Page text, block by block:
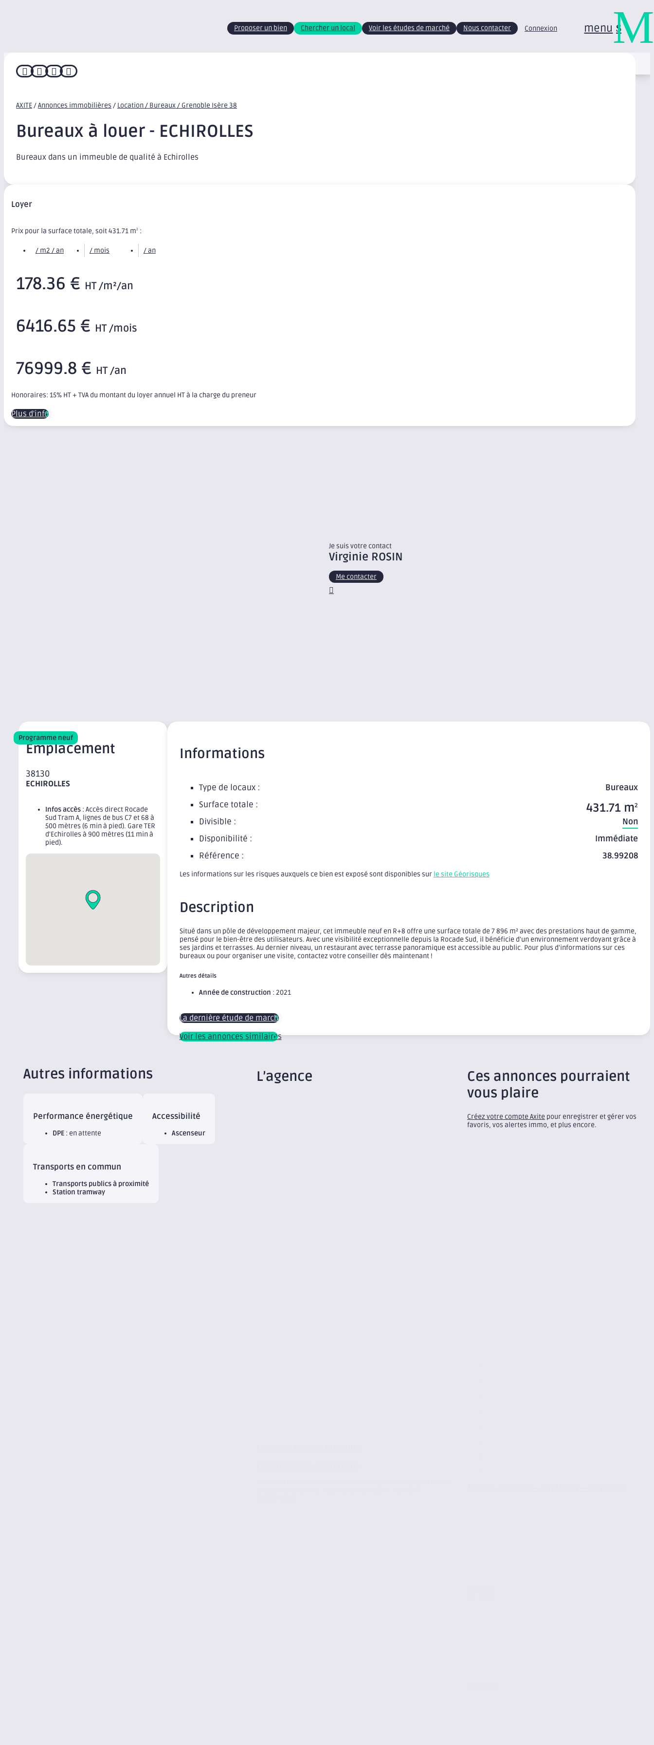
Proposer un bien Chercher un local Voir les études de marché Nous contacter Connexion menu
   
AXITE/Annonces immobilières / Location / Bureaux / Grenoble Isère 38
Bureaux à louer - ECHIROLLES
Bureaux dans un immeuble de qualité à Echirolles
Loyer
Prix pour la surface totale, soit 431.71 m2 :
/ m2 / an / mois / an
178.36 € HT /m²/an
6416.65 € HT /mois
76999.8 € HT /an
Honoraires: 15% HT + TVA du montant du loyer annuel HT à la charge du preneur
Plus d'infos
Je suis votre contact
Virginie ROSIN
Me contacter
Programme neuf
Emplacement
38130
ECHIROLLES
Infos accès : Accès direct Rocade
Sud Tram A, lignes de bus C7 et 68 à
500 mètres (6 min à pied). Gare TER
d'Echirolles à 900 mètres (11 min à
pied).
Informations
Type de locaux :
Bureaux
Surface totale :
431.71 m2
Divisible :
Non
Disponibilité :
Immédiate
Référence :
38.99208
Les informations sur les risques auxquels ce bien est exposé sont disponibles sur le site Géorisques
Description
Situé dans un pôle de développement majeur, cet immeuble neuf en R+8 offre une surface totale de 7 896 m² avec des prestations haut de gamme,
pensé pour le bien-être des utilisateurs. Avec une visibilité exceptionnelle depuis la Rocade Sud, il bénéficie d'un environnement verdoyant grâce à
ses jardins et terrasses. Au dernier niveau, un restaurant avec terrasse panoramique est accessible au public. Pour plus d'informations sur ces
bureaux ou pour organiser une visite, contactez votre conseiller dès maintenant !
Autres détails
Année de construction : 2021
La dernière étude de marché
Voir les annonces similaires
Autres informations
Performance énergétique
DPE : en attente
Accessibilité
Ascenseur
Transports en commun
Transports publics à proximité
Station tramway
L’agence
Ces annonces pourraient
vous plaire
Créez votre compte Axite pour enregistrer et gérer vos
favoris, vos alertes immo, et plus encore.
M